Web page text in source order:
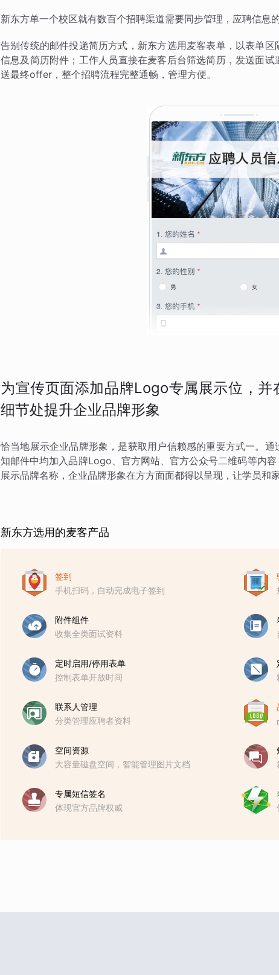
新东方单一个校区就有数百个招聘渠道需要同步管理，应聘信息
告别传统的邮件投递简历方式，新东方选用麦客表单，以表单
信息及简历附件；工作人员直接在麦客后台筛选简历，发送面
送最终offer，整个招聘流程完整通畅，管理方便。
为宣传页面添加品牌Logo专属展示位，
细节处提升企业品牌形象
恰当地展示企业品牌形象，是获取用户信赖感的重要方式一。
知邮件中均加入品牌Logo、官方网站、官方公众号二维码等内
展示品牌名称，企业品牌形象在方方面面都得以呈现，让学员和
新东方选用的麦客产品
签到
手机扫码，自动完成电子签到
附件组件
收集全类面试资料
定时启用/停用表单
控制表单开放时间
联系人管理
分类管理应聘者资料
空间资源
大容量磁盘空间，智能管理图片文档
专属短信签名
体现官方品牌权威